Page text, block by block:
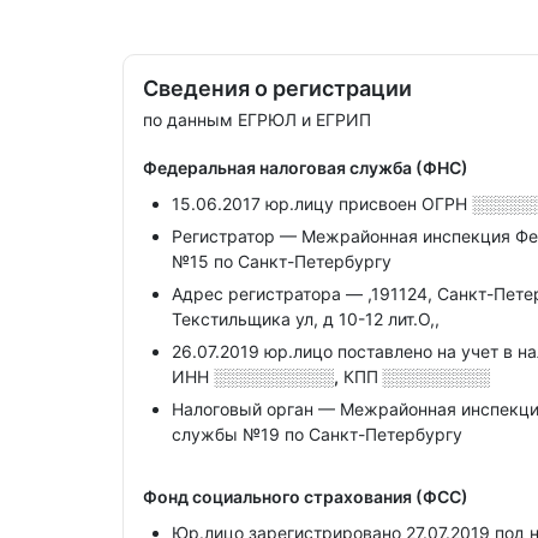
Сведения о регистрации
по данным ЕГРЮЛ и ЕГРИП
Федеральная налоговая служба (ФНС)
15.06.2017 юр.лицу присвоен ОГРН
Регистратор — Межрайонная инспекция
№15 по Санкт-Петербургу
Адрес регистратора — ,191124, Санкт-
Текстильщика ул, д 10-12 лит.О,,
26.07.2019 юр.лицо поставлено на учет в
ИНН ░░░░░░░░░░, КПП ░░░░░░░░░
Налоговый орган — Межрайонная
службы №19 по Санкт-Петербургу
Фонд социального страхования (ФСС)
Юр.лицо зарегистрировано 27.07.2019 под